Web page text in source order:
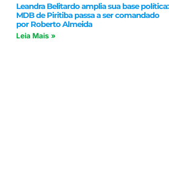
Leandra Belitardo amplia sua base política:
MDB de Piritiba passa a ser comandado
por Roberto Almeida
Leia Mais »